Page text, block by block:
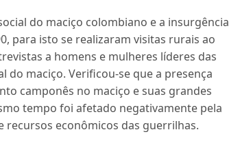
do maciço colombiano e a insurgência
para isto se realizaram visitas rurais ao
a homens e mulheres líderes das
maciço. Verificou-se que a presença
camponês no maciço e suas grandes
tempo foi afetado negativamente pela
recursos econômicos das guerrilhas.